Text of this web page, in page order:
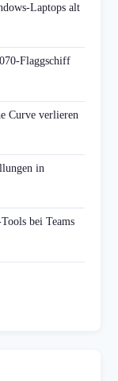
Laptops alt
Flaggschiff
Curve verlieren
in
bei Teams